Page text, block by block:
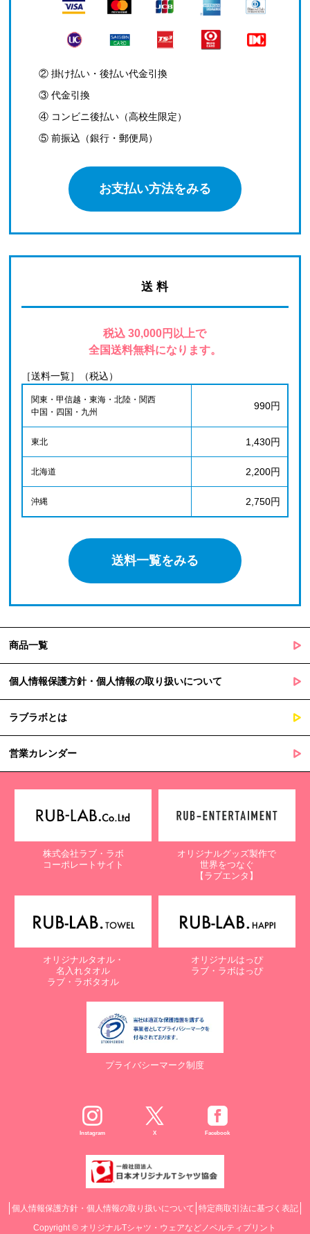
② 掛け払い・後払い代金引換
③ 代金引換
④ コンビニ後払い（高校生限定）
⑤ 前振込（銀行・郵便局）
お支払い方法をみる
送 料
税込 30,000円以上で
全国送料無料になります。
［送料一覧］（税込）
関東・甲信越・東海・北陸・関西
中国・四国・九州
990円
東北 1,430円
北海道 2,200円
沖縄 2,750円
送料一覧をみる
商品一覧
個人情報保護方針・個人情報の取り扱いについて
ラブラボとは
営業カレンダー
株式会社ラブ・ラボ
コーポレートサイト
オリジナルグッズ製作で
世界をつなぐ
【ラブエンタ】
オリジナルタオル・
名入れタオル
ラブ・ラボタオル
オリジナルはっぴ
ラブ・ラボはっぴ
プライバシーマーク制度
Instagram X Facebook
個人情報保護方針・個人情報の取り扱いについて 特定商取引法に基づく表記
Copyright © オリジナルTシャツ・ウェアなどノベルティプリント